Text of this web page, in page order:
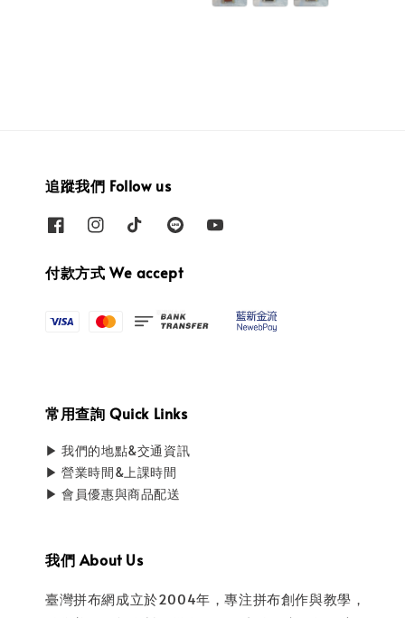
追蹤我們 Follow us
付款方式 We accept
常用查詢 Quick Links
▶ 我們的地點&交通資訊
▶ 營業時間&上課時間
▶ 會員優惠與商品配送
我們 About Us
臺灣拼布網成立於2004年，專注拼布創作與教學，